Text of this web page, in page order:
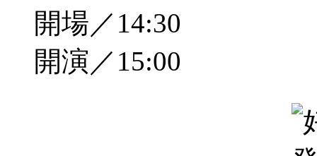
開場／14:30
開演／15:00